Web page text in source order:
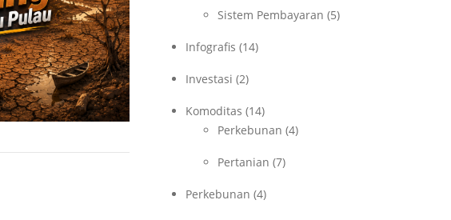
Sistem Pembayaran (5)
Infografis (14)
Investasi (2)
Komoditas (14)
Perkebunan (4)
Pertanian (7)
Perkebunan (4)